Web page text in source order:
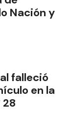
Nación y
falleció
en la